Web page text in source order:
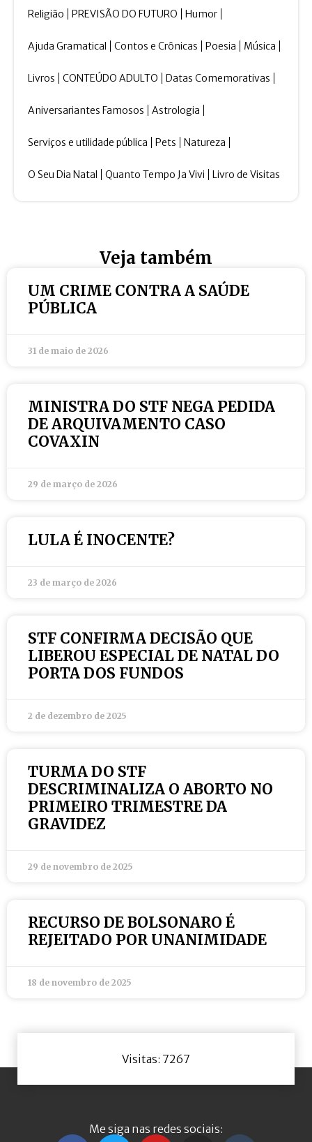
Religião PREVISÃO DO FUTURO Humor
Ajuda Gramatical Contos e Crônicas Poesia Música
Livros CONTEÚDO ADULTO Datas Comemorativas
Aniversariantes Famosos Astrologia
Serviços e utilidade pública Pets Natureza
O Seu Dia Natal Quanto Tempo Ja Vivi Livro de Visitas
Veja também
UM CRIME CONTRA A SAÚDE
PÚBLICA
31 de maio de 2026
MINISTRA DO STF NEGA PEDIDA
DE ARQUIVAMENTO CASO
COVAXIN
29 de março de 2026
LULA É INOCENTE?
23 de março de 2026
STF CONFIRMA DECISÃO QUE
LIBEROU ESPECIAL DE NATAL DO
PORTA DOS FUNDOS
2 de dezembro de 2025
TURMA DO STF
DESCRIMINALIZA O ABORTO NO
PRIMEIRO TRIMESTRE DA
GRAVIDEZ
29 de novembro de 2025
RECURSO DE BOLSONARO É
REJEITADO POR UNANIMIDADE
18 de novembro de 2025
Visitas: 7267
Me siga nas redes sociais: